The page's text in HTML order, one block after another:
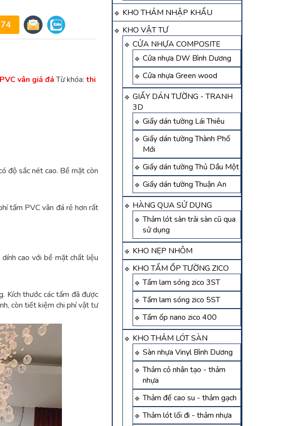
KHO THẢM NHẬP KHẨU
KHO VẬT TƯ
CỬA NHỰA COMPOSITE
Cửa nhựa DW Bình Dương
Cửa nhựa Green wood
GIẤY DÁN TƯỜNG - TRANH
3D
Giấy dán tường Lái Thiêu
Giấy dán tường Thành Phố
Mới
Giấy dán tường Thủ Dầu Một
Giấy dán tường Thuận An
HÀNG QUA SỬ DỤNG
Thảm lót sàn trải sàn cũ qua
sử dụng
KHO NẸP NHÔM
KHO TẤM ỐP TƯỜNG ZICO
Tấm lam sóng zico 3ST
Tấm lam sóng zico 5ST
Tấm ốp nano zico 400
KHO THẢM LÓT SÀN
Sàn nhựa Vinyl Bình Dương
Thảm cỏ nhân tạo - thảm
nhựa
Thảm đế cao su - thảm gạch
Thảm lót lối đi - thảm nhựa
vân giả đá Từ khóa: thi
độ sắc nét cao. Bề mặt còn
tấm PVC vân đá rẻ hơn rất
cao với bề mặt chất liệu
Kích thước các tấm đã được
còn tiết kiệm chi phí vật tư